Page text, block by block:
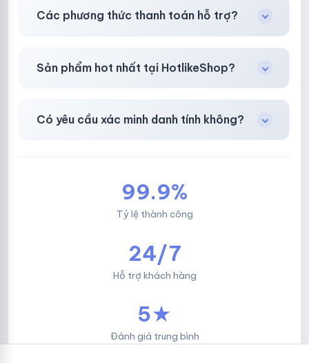
sách công khai.
Các phương thức thanh toán hỗ trợ?
các ví điện tử phổ biến.
Sản phẩm hot nhất tại HotlikeShop?
Có yêu cầu xác minh danh tính không?
99.9%
Tỷ lệ thành công
24/7
Hỗ trợ khách hàng
5★
Đánh giá trung bình